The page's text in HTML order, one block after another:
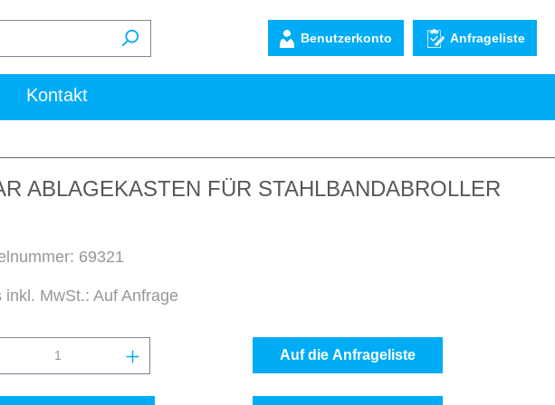
Benutzerkonto Anfrageliste
Kontakt
ABLAGEKASTEN FÜR STAHLBANDABROLLER
69321
inkl. MwSt.: Auf Anfrage
Anzahl: Gib den gewünschten Wert ein oder
Auf die Anfrageliste